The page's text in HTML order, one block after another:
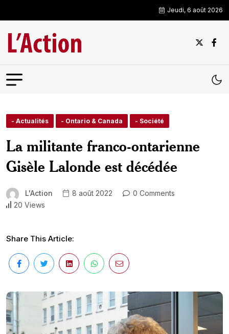
Jeudi, 6 août 2026
- Actualités - Ontario & Canada - Société
La militante franco-ontarienne
Gisèle Lalonde est décédée
L'Action 8 août 2022
0 Comments
20 Views
Share This Article: